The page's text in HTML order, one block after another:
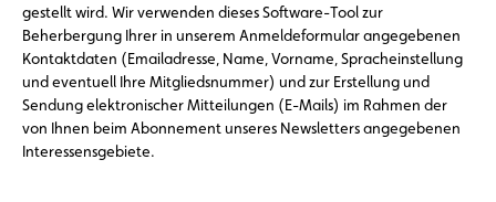
gestellt wird. Wir verwenden dieses Software-Tool zur
Beherbergung Ihrer in unserem Anmeldeformular angegebenen
Kontaktdaten (Emailadresse, Name, Vorname, Spracheinstellung
und eventuell Ihre Mitgliedsnummer) und zur Erstellung und
Sendung elektronischer Mitteilungen (E-Mails) im Rahmen der
von Ihnen beim Abonnement unseres Newsletters angegebenen
Interessensgebiete.